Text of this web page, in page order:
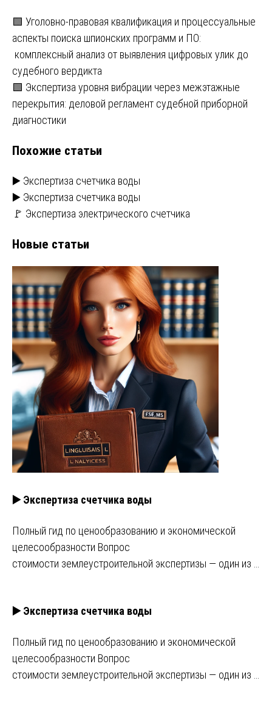
Навигация
по
записям
🟩 Уголовно-правовая квалификация и процессуальные
аспекты поиска шпионских программ и ПО:
комплексный анализ от выявления цифровых улик до
судебного вердикта
🟩 Экспертиза уровня вибрации через межэтажные
перекрытия: деловой регламент судебной приборной
диагностики
Похожие статьи
▶️ Экспертиза счетчика воды
▶️ Экспертиза счетчика воды
🚩 Экспертиза электрического счетчика
Новые статьи
▶️ Экспертиза счетчика воды
Полный гид по ценообразованию и экономической
целесообразности Вопрос
стоимости землеустроительной экспертизы — один из …
▶️ Экспертиза счетчика воды
Полный гид по ценообразованию и экономической
целесообразности Вопрос
стоимости землеустроительной экспертизы — один из …